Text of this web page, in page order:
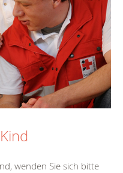
wenden Sie sich bitte